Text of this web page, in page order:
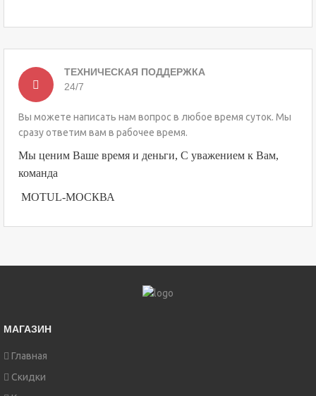
ТЕХНИЧЕСКАЯ ПОДДЕРЖКА
24/7
Вы можете написать нам вопрос в любое время суток. Мы
сразу ответим вам в рабочее время.
Мы ценим Ваше время и деньги, С уважением к Вам,
команда
MOTUL-МОСКВА
МАГАЗИН
Главная
Скидки